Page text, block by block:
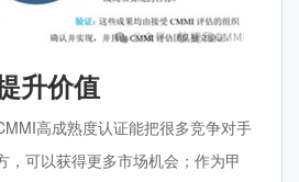
升价值
高成熟度认证能把很多竞争对手
，可以获得更多市场机会；作为甲